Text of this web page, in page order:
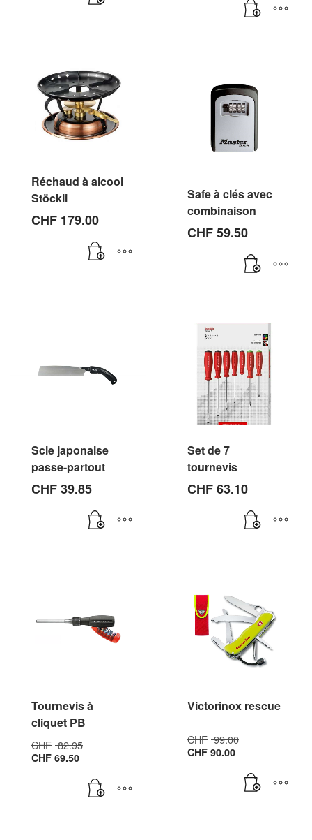
CHF
est :
Réchaud à alcool
Stöckli
CHF 179.00
Safe à clés avec
combinaison
CHF59.50
Scie japonaise
passe-partout
CHF39.85
Set de 7
tournevis
CHF63.10
Tournevis à
cliquet PB
CHF 82.95
était :
CHF 82.95.
CHF 69.50Le
actuel
est :
Victorinox rescue
CHF 99.00
était :
CHF 99.00.
CHF 90.00Le
actuel
est :